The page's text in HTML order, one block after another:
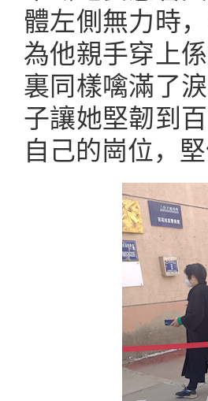
體左側無力時
為他親手穿上
裏同樣噙滿了
子讓她堅韌到
自己的崗位，